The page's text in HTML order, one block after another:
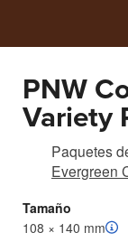
PNW
Variety
Paquetes
Evergreen
Tamaño
108 × 140 mm